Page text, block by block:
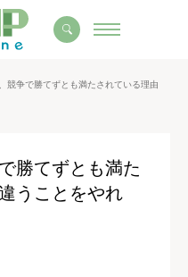
競争で勝てずとも満たされている理由
勝てずとも満た
うことをやれ